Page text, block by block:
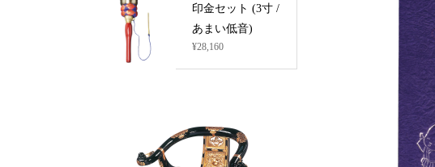
印金セット (3寸 /
あまい低音)
¥28,160